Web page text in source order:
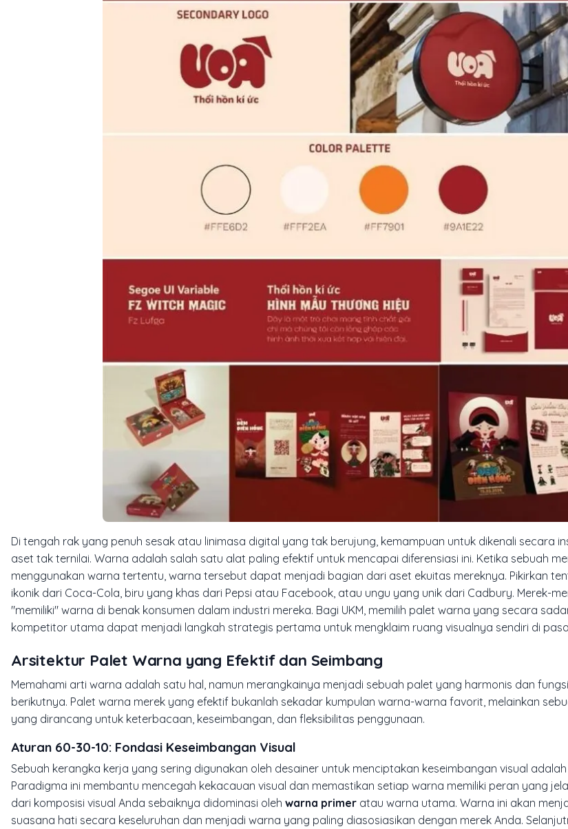
Di tengah rak yang penuh sesak atau linimasa digital yang tak berujung, kemampuan untuk dikenali secara
aset tak ternilai. Warna adalah salah satu alat paling efektif untuk mencapai diferensiasi ini. Ketika sebuah
menggunakan warna tertentu, warna tersebut dapat menjadi bagian dari aset ekuitas mereknya. Pikirkan
ikonik dari Coca-Cola, biru yang khas dari Pepsi atau Facebook, atau ungu yang unik dari Cadbury. Merek-
"memiliki" warna di benak konsumen dalam industri mereka. Bagi UKM, memilih palet warna yang secara
kompetitor utama dapat menjadi langkah strategis pertama untuk mengklaim ruang visualnya sendiri di
Arsitektur Palet Warna yang Efektif dan Seimbang
Memahami arti warna adalah satu hal, namun merangkainya menjadi sebuah palet yang harmonis dan
berikutnya. Palet warna merek yang efektif bukanlah sekadar kumpulan warna-warna favorit, melainkan
yang dirancang untuk keterbacaan, keseimbangan, dan fleksibilitas penggunaan.
Aturan 60-30-10: Fondasi Keseimbangan Visual
Sebuah kerangka kerja yang sering digunakan oleh desainer untuk menciptakan keseimbangan visual
Paradigma ini membantu mencegah kekacauan visual dan memastikan setiap warna memiliki peran yang
dari komposisi visual Anda sebaiknya didominasi oleh warna primer atau warna utama. Warna ini akan
suasana hati secara keseluruhan dan menjadi warna yang paling diasosiasikan dengan merek Anda.